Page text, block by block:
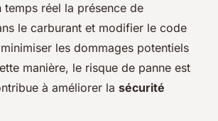
temps réel la présence de
le carburant et modifier le code
les dommages potentiels
manière, le risque de panne est
à améliorer la sécurité